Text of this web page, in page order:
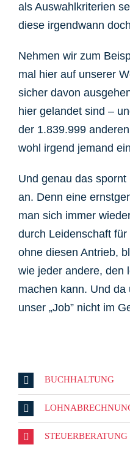
als Auswahlkriterien
diese irgendwann
Nehmen wir zum
mal hier auf unserer
sicher davon
hier gelandet sind –
der 1.839.999
wohl irgend jemand
Und genau das spornt
an. Denn eine
man sich immer
durch Leidenschaft
ohne diesen Antrieb,
wie jeder andere, den
machen kann. Und da
unser „Job” nicht im
BUCHHALTUNG
STEUERBERATUNG